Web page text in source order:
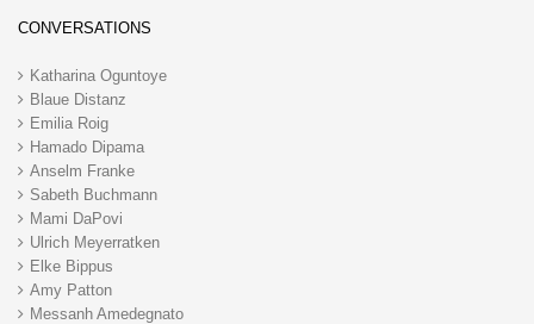
CONVERSATIONS
Katharina Oguntoye
Blaue Distanz
Emilia Roig
Hamado Dipama
Anselm Franke
Sabeth Buchmann
Mami DaPovi
Ulrich Meyerratken
Elke Bippus
Amy Patton
Messanh Amedegnato